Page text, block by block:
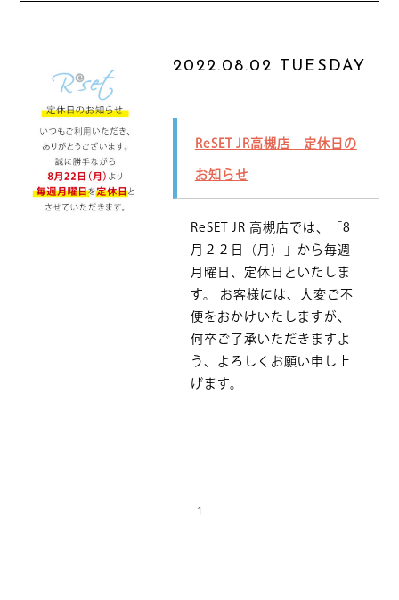
2022.08.02 TUESDAY
ReSET JR高槻店 定休日の
お知らせ
ReSET JR 高槻店では、「8
月２２日（月）」から毎週
月曜日、定休日といたしま
す。 お客様には、大変ご不
便をおかけいたしますが、
何卒ご了承いただきますよ
う、よろしくお願い申し上
げます。
1